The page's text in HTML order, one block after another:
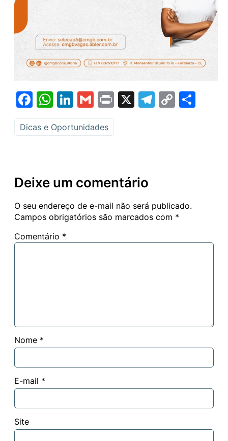
Facebook
WhatsApp
LinkedIn
GmailPrint
X Telegram
Copy
Dicas e Oportunidades
Deixe um comentário
O seu endereço de e-mail não será publicado.
Campos obrigatórios são marcados com *
Comentário *
Nome *
E-mail *
Site